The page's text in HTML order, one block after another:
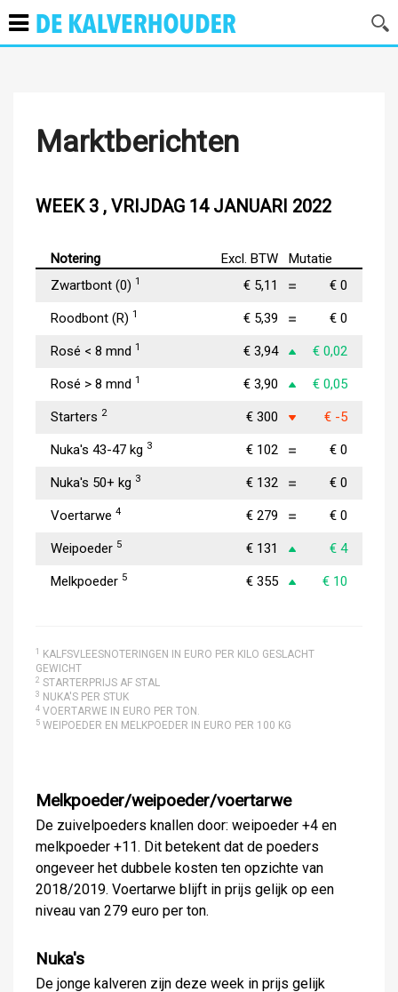
Marktberichten
WEEK 3 , VRIJDAG 14 JANUARI 2022
Notering Excl. BTW
Mutatie
Zwartbont (0) 1 € 5,11 € 0
Roodbont (R) 1 € 5,39 € 0
Rosé < 8 mnd 1 € 3,94 € 0,02
Rosé > 8 mnd 1 € 3,90 € 0,05
Starters 2 € 300 € -5
Nuka's 43-47 kg 3 € 102 € 0
Nuka's 50+ kg 3 € 132 € 0
Voertarwe 4 € 279 € 0
Weipoeder 5 € 131 € 4
Melkpoeder 5 € 355 € 10
1
KALFSVLEESNOTERINGEN IN EURO PER KILO GESLACHT
GEWICHT
2 STARTERPRIJS AF STAL
3 NUKA'S PER STUK
4 VOERTARWE IN EURO PER TON.
5 WEIPOEDER EN MELKPOEDER IN EURO PER 100 KG
Melkpoeder/weipoeder/voertarwe
De zuivelpoeders knallen door: weipoeder +4 en
melkpoeder +11. Dit betekent dat de poeders
ongeveer het dubbele kosten ten opzichte van
2018/2019. Voertarwe blijft in prijs gelijk op een
niveau van 279 euro per ton.
Nuka's
De jonge kalveren zijn deze week in prijs gelijk